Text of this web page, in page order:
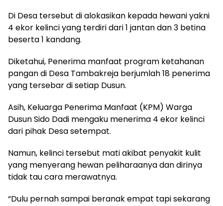
Di Desa tersebut di alokasikan kepada hewani yakni
4 ekor kelinci yang terdiri dari 1 jantan dan 3 betina
beserta 1 kandang.
Diketahui, Penerima manfaat program ketahanan
pangan di Desa Tambakreja berjumlah 18 penerima
yang tersebar di setiap Dusun.
Asih, Keluarga Penerima Manfaat (KPM) Warga
Dusun Sido Dadi mengaku menerima 4 ekor kelinci
dari pihak Desa setempat.
Namun, kelinci tersebut mati akibat penyakit kulit
yang menyerang hewan peliharaanya dan dirinya
tidak tau cara merawatnya.
“Dulu pernah sampai beranak empat tapi sekarang